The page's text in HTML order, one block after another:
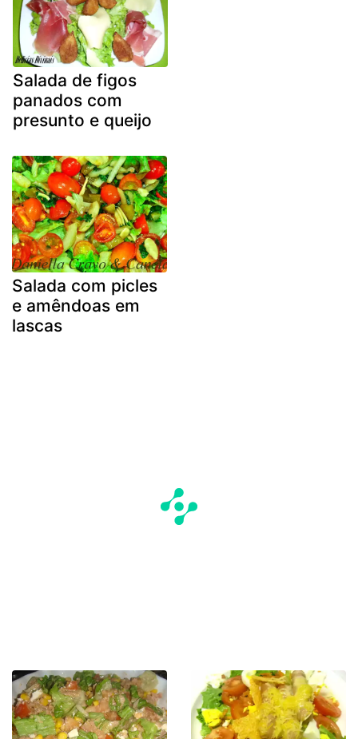
Salada de figos
panados com
presunto e queijo
Salada com picles
e amêndoas em
lascas